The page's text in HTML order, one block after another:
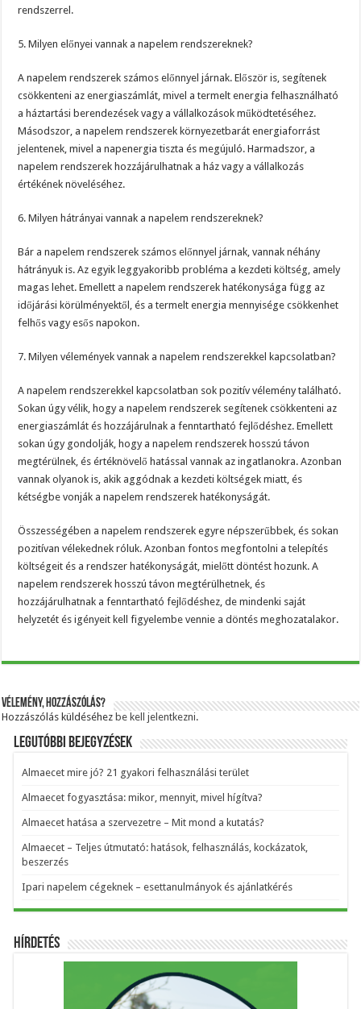
rendszerrel.
5. Milyen előnyei vannak a napelem rendszereknek?
A napelem rendszerek számos előnnyel járnak. Először is, segítenek
csökkenteni az energiaszámlát, mivel a termelt energia felhasználható
a háztartási berendezések vagy a vállalkozások működtetéséhez.
Másodszor, a napelem rendszerek környezetbarát energiaforrást
jelentenek, mivel a napenergia tiszta és megújuló. Harmadszor, a
napelem rendszerek hozzájárulhatnak a ház vagy a vállalkozás
értékének növeléséhez.
6. Milyen hátrányai vannak a napelem rendszereknek?
Bár a napelem rendszerek számos előnnyel járnak, vannak néhány
hátrányuk is. Az egyik leggyakoribb probléma a kezdeti költség, amely
magas lehet. Emellett a napelem rendszerek hatékonysága függ az
időjárási körülményektől, és a termelt energia mennyisége csökkenhet
felhős vagy esős napokon.
7. Milyen vélemények vannak a napelem rendszerekkel kapcsolatban?
A napelem rendszerekkel kapcsolatban sok pozitív vélemény található.
Sokan úgy vélik, hogy a napelem rendszerek segítenek csökkenteni az
energiaszámlát és hozzájárulnak a fenntartható fejlődéshez. Emellett
sokan úgy gondolják, hogy a napelem rendszerek hosszú távon
megtérülnek, és értéknövelő hatással vannak az ingatlanokra. Azonban
vannak olyanok is, akik aggódnak a kezdeti költségek miatt, és
kétségbe vonják a napelem rendszerek hatékonyságát.
Összességében a napelem rendszerek egyre népszerűbbek, és sokan
pozitívan vélekednek róluk. Azonban fontos megfontolni a telepítés
költségeit és a rendszer hatékonyságát, mielőtt döntést hozunk. A
napelem rendszerek hosszú távon megtérülhetnek, és
hozzájárulhatnak a fenntartható fejlődéshez, de mindenki saját
helyzetét és igényeit kell figyelembe vennie a döntés meghozatalakor.
Vélemény, hozzászólás?
Hozzászólás küldéséhez be kell jelentkezni.
Legutóbbi bejegyzések
Almaecet mire jó? 21 gyakori felhasználási terület
Almaecet fogyasztása: mikor, mennyit, mivel hígítva?
Almaecet hatása a szervezetre – Mit mond a kutatás?
Almaecet – Teljes útmutató: hatások, felhasználás, kockázatok,
beszerzés
Ipari napelem cégeknek – esettanulmányok és ajánlatkérés
Hírdetés